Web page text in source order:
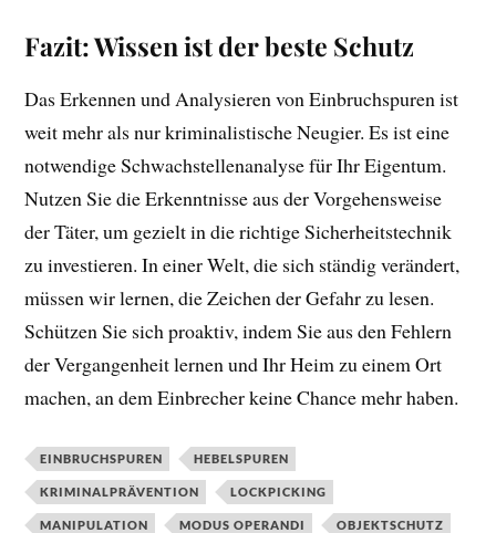
Fazit: Wissen ist der beste Schutz
Das Erkennen und Analysieren von Einbruchspuren ist
weit mehr als nur kriminalistische Neugier. Es ist eine
notwendige Schwachstellenanalyse für Ihr Eigentum.
Nutzen Sie die Erkenntnisse aus der Vorgehensweise
der Täter, um gezielt in die richtige Sicherheitstechnik
zu investieren. In einer Welt, die sich ständig verändert,
müssen wir lernen, die Zeichen der Gefahr zu lesen.
Schützen Sie sich proaktiv, indem Sie aus den Fehlern
der Vergangenheit lernen und Ihr Heim zu einem Ort
machen, an dem Einbrecher keine Chance mehr haben.
EINBRUCHSPUREN HEBELSPUREN
KRIMINALPRÄVENTION LOCKPICKING
MANIPULATION MODUS OPERANDI OBJEKTSCHUTZ